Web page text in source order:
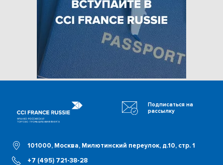
101000, Москва, Милютинский переулок, д.10, стр. 1
+7 (495) 721-38-28
Подписаться на
рассылку